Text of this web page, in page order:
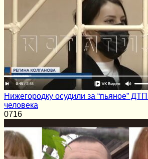
Нижегородку осудили за “пьяное”
человека
0716